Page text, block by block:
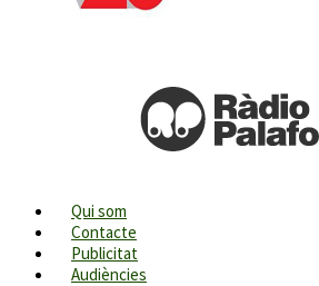
Qui som
Contacte
Publicitat
Audiències